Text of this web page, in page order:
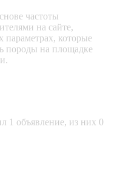
частоты
на сайте,
параметрах, которые
породы на площадке
1 объявление, из них 0